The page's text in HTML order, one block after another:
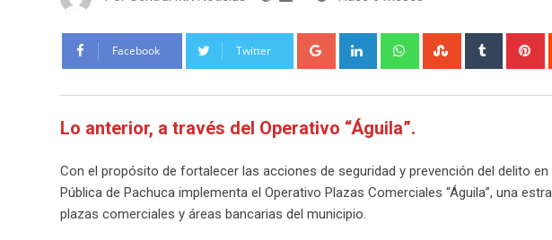
Facebook Twitter Google+ LinkedIn WhatsappStumbleUpon
Tumblr
Lo anterior, a través del Operativo “Águila”.
Con el propósito de fortalecer las acciones de seguridad y prevención del delito
Pública de Pachuca implementa el Operativo Plazas Comerciales “Águila”, una
plazas comerciales y áreas bancarias del municipio.